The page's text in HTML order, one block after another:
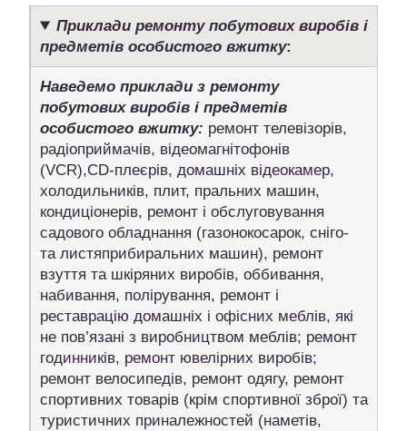
Приклади ремонту побутових виробів і
предметів особистого вжитку:
Наведемо приклади з ремонту
побутових виробів і предметів
особистого вжитку: ремонт телевізорів,
радіоприймачів, відеомагнітофонів
(VCR),CD-плеєрів, домашніх відеокамер,
холодильників, плит, пральних машин,
кондиціонерів, ремонт і обслуговування
садового обладнання (газонокосарок, сніго-
та листяприбиральних машин), ремонт
взуття та шкіряних виробів, оббивання,
набивання, полірування, ремонт і
реставрацію домашніх і офісних меблів, які
не пов’язані з виробництвом меблів; ремонт
годинників, ремонт ювелірних виробів;
ремонт велосипедів, ремонт одягу, ремонт
спортивних товарів (крім спортивної зброї) та
туристичних приналежностей (наметів,